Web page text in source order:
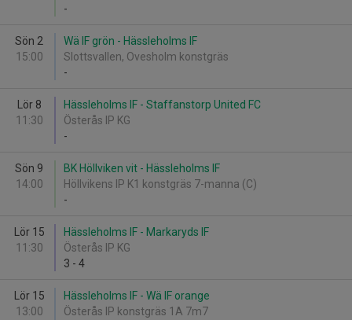
-
Sön 2
15:00
Wä IF grön - Hässleholms IF
Slottsvallen, Ovesholm konstgräs
-
Lör 8
11:30
Hässleholms IF - Staffanstorp United FC
Österås IP KG
-
Sön 9
14:00
BK Höllviken vit - Hässleholms IF
Höllvikens IP K1 konstgräs 7-manna (C)
-
Lör 15
11:30
Hässleholms IF - Markaryds IF
Österås IP KG
3 - 4
Lör 15
13:00
Hässleholms IF - Wä IF orange
Österås IP konstgräs 1A 7m7